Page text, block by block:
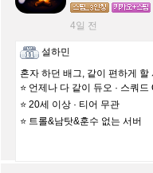
4일 전
설하민
혼자 하던 배그, 같이 편하게 할
⭐ 언제나 다 같이 듀오 · 스쿼드
⭐ 20세 이상 · 티어 무관
⭐ 트롤&남탓&훈수 없는 서버